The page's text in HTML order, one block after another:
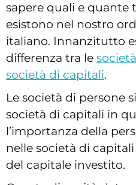
sapere quali e quante
esistono nel nostro
italiano. Innanzitutto
differenza tra le
società di capitali.
Le società di persone
società di capitali in
l’importanza della
nelle società di
del capitale investito.